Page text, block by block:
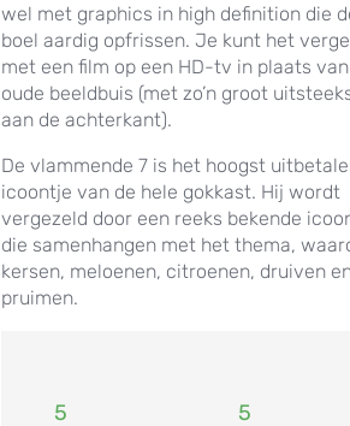
wel met graphics in high definition die
boel aardig opfrissen. Je kunt het
met een film op een HD-tv in plaats
oude beeldbuis (met zo’n groot
aan de achterkant).
De vlammende 7 is het hoogst
icoontje van de hele gokkast. Hij wordt
vergezeld door een reeks bekende
die samenhangen met het thema,
kersen, meloenen, citroenen, druiven
pruimen.
5
5